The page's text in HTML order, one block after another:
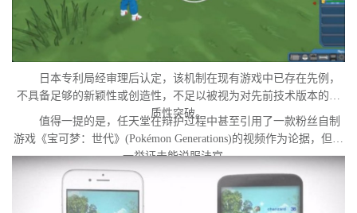
日本专利局经审理后认定，该机制在现有游戏中已存在先例，
不具备足够的新颖性或创造性，不足以被视为对先前技术版本的实
质性突破。
值得一提的是，任天堂在辩护过程中甚至引用了一款粉丝自制
游戏《宝可梦：世代》(Pokémon Generations)的视频作为论据，但这
一举证未能说服法官。